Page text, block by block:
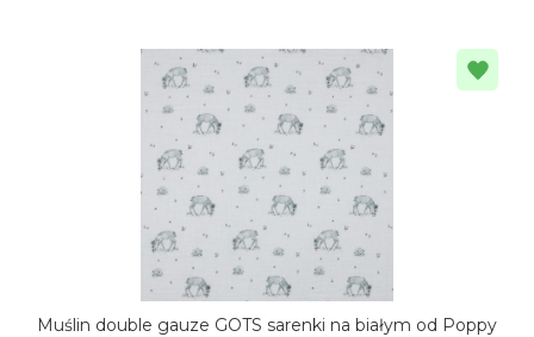
Muślin double gauze GOTS sarenki na białym od Poppy